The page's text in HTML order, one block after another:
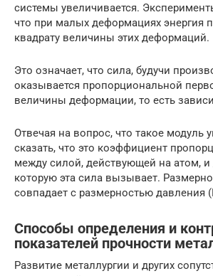
системы увеличивается.
что при малых деформациях энергия
квадрату величины этих деформаций.
Это означает, что сила, будучи
оказывается пропорциональной
величины деформации, то есть
Отвечая на вопрос, что такое модуль
сказать, что это коэффициент
между силой, действующей на атом,
которую эта сила вызывает.
совпадает с размерностью давления
Способы определения и
показателей прочности
Развитие металлургии и других